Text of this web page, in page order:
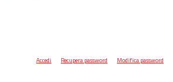
Accedi Recupera password Modifica password